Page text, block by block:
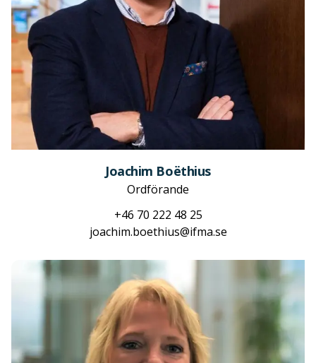
Joachim Boëthius
Ordförande
+46 70 222 48 25
joachim.boethius@ifma.se